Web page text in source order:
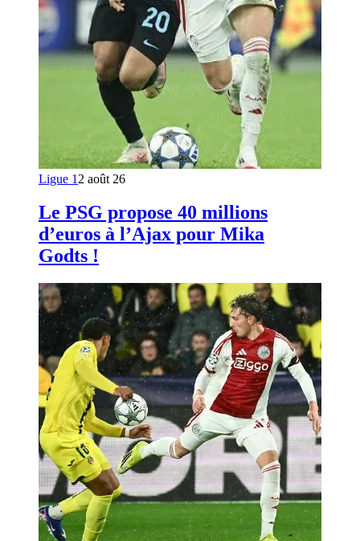
Ligue 1 2 août 26
Le PSG propose 40 millions
d’euros à l’Ajax pour Mika
Godts !